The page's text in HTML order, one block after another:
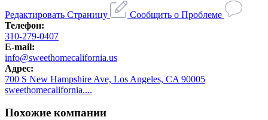
Редактировать Страницу
Сообщить о Проблеме
Телефон:
310-279-0407
E-mail:
info@sweethomecalifornia.us
Адрес:
700 S New Hampshire Ave, Los Angeles, CA 90005
sweethomecalifornia....
Похожие компании